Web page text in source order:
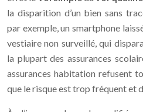
la disparition d’un bien sans
par exemple, un smartphone
vestiaire non surveillé, qui
la plupart des assurances
assurances habitation refusent
que le risque est trop fréquent et